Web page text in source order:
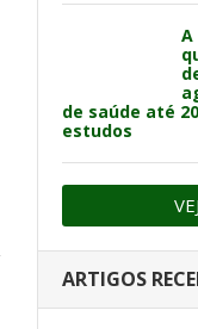
A
de saúde até
estudos
ARTIGOS